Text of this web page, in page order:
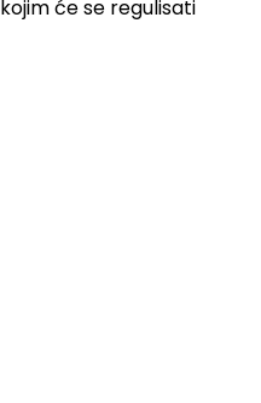
će se regulisati